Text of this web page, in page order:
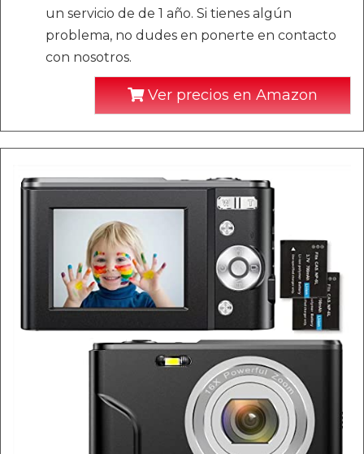
un servicio de de 1 año. Si tienes algún
problema, no dudes en ponerte en contacto
con nosotros.
Ver precios en Amazon